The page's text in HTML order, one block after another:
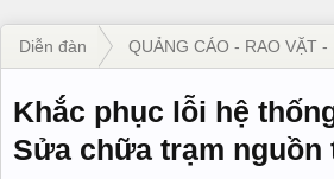
Diễn đàn QUẢNG CÁO - RAO VẶT -
Khắc phục lỗi hệ
Sửa chữa trạm nguồn